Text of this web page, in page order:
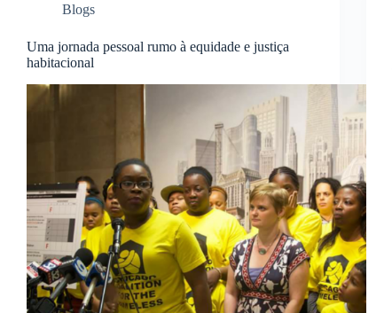
Blogs
Uma jornada pessoal rumo à equidade e justiça
habitacional